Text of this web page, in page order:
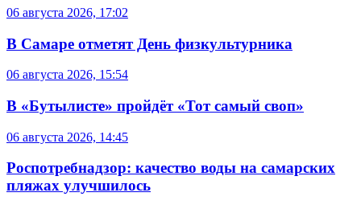
06 августа 2026, 17:02
В Самаре отметят День физкультурника
06 августа 2026, 15:54
В «Бутылисте» пройдёт «Тот самый своп»
06 августа 2026, 14:45
Роспотребнадзор: качество воды на самарских
пляжах улучшилось